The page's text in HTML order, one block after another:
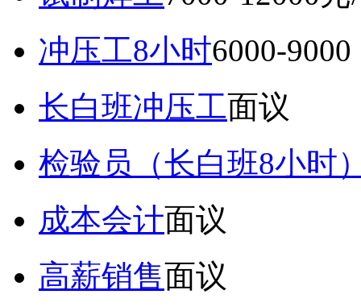
冲压工8小时6000-
长白班冲压工面议
检验员（长白班8小时
成本会计面议
高薪销售面议